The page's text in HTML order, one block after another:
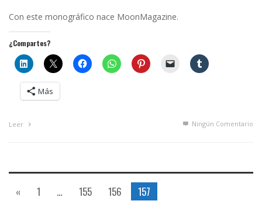
Con este monográfico nace MoonMagazine.
¿Compartes?
Más
Leer Ningún Comentario
« 1 … 155 156 157